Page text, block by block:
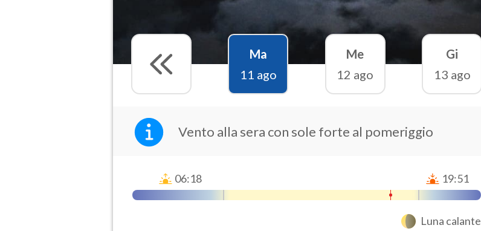
Ma
11 ago
Me
12 ago
Gi
13 ago
Vento alla sera con sole forte al pomeriggio
06:18 19:51
Luna calante